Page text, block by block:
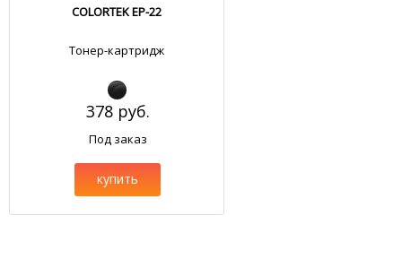
COLORTEK EP-22
Тонер-картридж
378 руб.
Под заказ
купить